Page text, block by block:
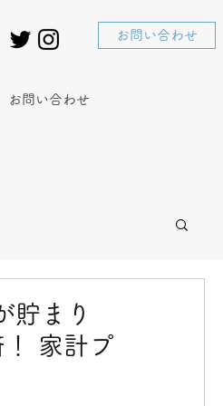
お問い合わせ
お問い合わせ
貯まり
家計プ